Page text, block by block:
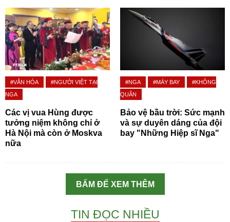
#VĂN HÓA
#NGƯỜI VIỆT TẠI
NGA
Các vị vua Hùng được
tưởng niệm không chỉ ở
Hà Nội mà còn ở Moskva
nữa
#NGA #MÁY BAY
#KHÔNG
QUÂN
Bảo vệ bầu trời: Sức mạnh
và sự duyên dáng của đội
bay "Những Hiệp sĩ Nga"
BẤM ĐỂ XEM THÊM
TIN ĐỌC NHIỀU